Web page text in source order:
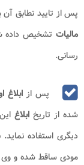
پس از تایید تطابق آن
مالیاتتشخیص داده
رسانی.
پس ازابلاغ
شده از تاریخابلاغ
دیگری استفاده
مودی ساقط شده و